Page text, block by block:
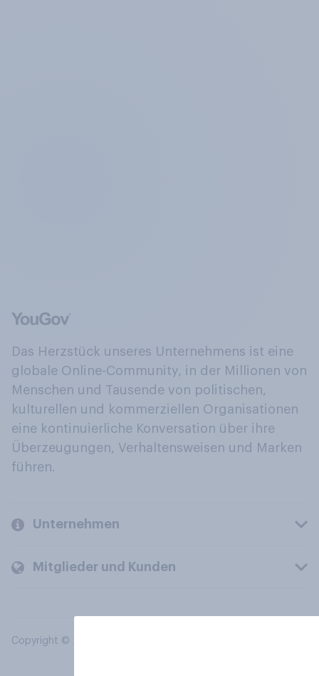
Das Herzstück unseres Unternehmens ist eine
globale Online-Community, in der Millionen von
Menschen und Tausende von politischen,
kulturellen und kommerziellen Organisationen
eine kontinuierliche Konversation über ihre
Überzeugungen, Verhaltensweisen und Marken
führen.
Unternehmen
Mitglieder und Kunden
Copyright © 2026 YouGov PLC. Alle Rechte vorbehalten.